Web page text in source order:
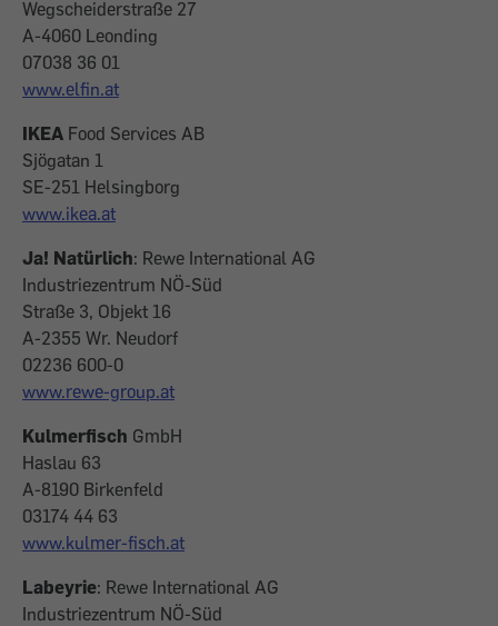
Wegscheiderstraße 27
A-4060 Leonding
07038 36 01
www.elfin.at
IKEA Food Services AB
Sjögatan 1
SE-251 Helsingborg
www.ikea.at
Ja! Natürlich: Rewe International AG
Industriezentrum NÖ-Süd
Straße 3, Objekt 16
A-2355 Wr. Neudorf
02236 600-0
www.rewe-group.at
Kulmerfisch GmbH
Haslau 63
A-8190 Birkenfeld
03174 44 63
www.kulmer-fisch.at
Labeyrie: Rewe International AG
Industriezentrum NÖ-Süd